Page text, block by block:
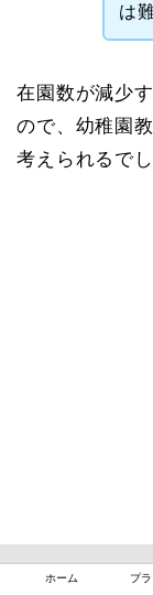
は
在園数が減少
ので、幼稚園
考えられるでし
ホーム プ